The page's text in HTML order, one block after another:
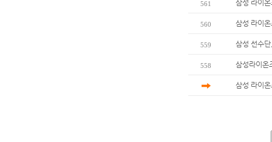
561 삼성 라이
560 삼성 라이
559 삼성 선수
558 삼성라이온
삼성 라이